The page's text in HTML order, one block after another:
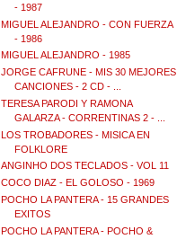
- 1987
MIGUEL ALEJANDRO - CON FUERZA
- 1986
MIGUEL ALEJANDRO - 1985
JORGE CAFRUNE - MIS 30 MEJORES
CANCIONES - 2 CD - ...
TERESA PARODI Y RAMONA
GALARZA - CORRENTINAS 2 - ...
LOS TROBADORES - MISICA EN
FOLKLORE
ANGINHO DOS TECLADOS - VOL 11
COCO DIAZ - EL GOLOSO - 1969
POCHO LA PANTERA - 15 GRANDES
EXITOS
POCHO LA PANTERA - POCHO &